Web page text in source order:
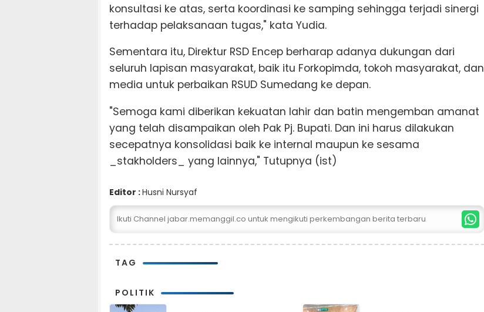
konsultasi ke atas, serta koordinasi ke samping sehingga terjadi sinergi
terhadap pelaksanaan tugas," kata Yudia.
Sementara itu, Direktur RSD Encep berharap adanya dukungan dari
seluruh lapisan masyarakat, baik itu Forkopimda, tokoh masyarakat, dan
media untuk perbaikan RSUD Sumedang ke depan.
"Semoga kami diberikan kekuatan lahir dan batin mengemban amanat
yang telah disampaikan oleh Pak Pj. Bupati. Dan ini harus dilakukan
secepatnya konsolidasi baik ke internal maupun ke sesama
_stakholders_ yang lainnya," Tutupnya (ist)
Editor :Husni Nursyaf
Ikuti Channel jabar.memanggil.co untuk mengikuti perkembangan berita terbaru
TAG
POLITIK